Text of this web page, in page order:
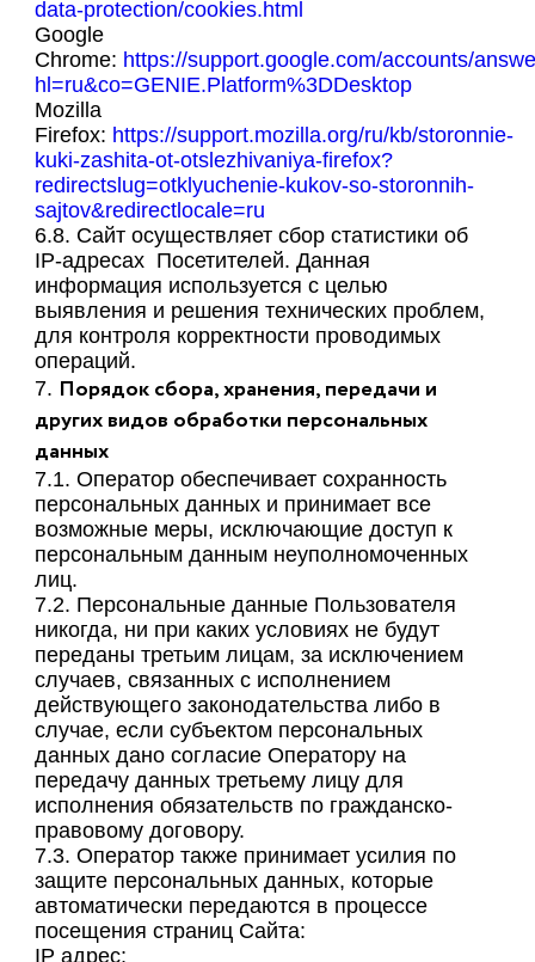
data-protection/cookies.html
Google
Chrome: https://support.google.com/accounts/
hl=ru&co=GENIE.Platform%3DDesktop
Mozilla
Firefox: https://support.mozilla.org/ru/kb/storonnie-
kuki-zashita-ot-otslezhivaniya-firefox?
redirectslug=otklyuchenie-kukov-so-storonnih-
sajtov&redirectlocale=ru
6.8. Сайт осуществляет сбор статистики об
IP-адресах Посетителей. Данная
информация используется с целью
выявления и решения технических проблем,
для контроля корректности проводимых
операций.
7. Порядок сбора, хранения, передачи и
других видов обработки персональных
данных
7.1. Оператор обеспечивает сохранность
персональных данных и принимает все
возможные меры, исключающие доступ к
персональным данным неуполномоченных
лиц.
7.2. Персональные данные Пользователя
никогда, ни при каких условиях не будут
переданы третьим лицам, за исключением
случаев, связанных с исполнением
действующего законодательства либо в
случае, если субъектом персональных
данных дано согласие Оператору на
передачу данных третьему лицу для
исполнения обязательств по гражданско-
правовому договору.
7.3. Оператор также принимает усилия по
защите персональных данных, которые
автоматически передаются в процессе
посещения страниц Сайта:
IP адрес;